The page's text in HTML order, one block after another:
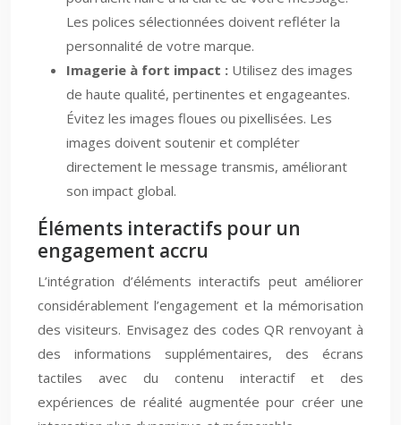
Les polices sélectionnées doivent refléter la
personnalité de votre marque.
Imagerie à fort impact : Utilisez des images
de haute qualité, pertinentes et engageantes.
Évitez les images floues ou pixellisées. Les
images doivent soutenir et compléter
directement le message transmis, améliorant
son impact global.
Éléments interactifs pour un
engagement accru
L’intégration d’éléments interactifs peut améliorer
considérablement l’engagement et la mémorisation
des visiteurs. Envisagez des codes QR renvoyant à
des informations supplémentaires, des écrans
tactiles avec du contenu interactif et des
expériences de réalité augmentée pour créer une